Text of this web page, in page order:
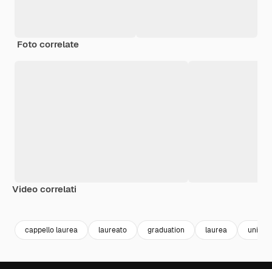
Foto correlate
Video correlati
cappello laurea laureato graduation laurea